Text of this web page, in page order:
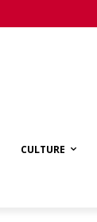
CULTURE